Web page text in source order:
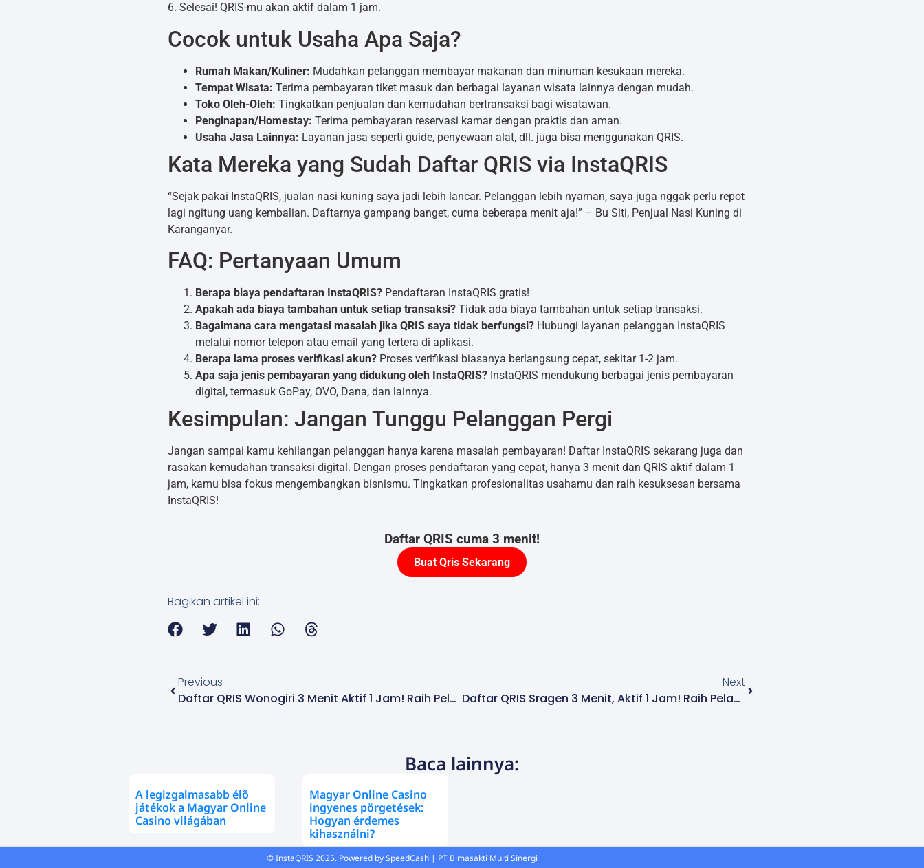
6. Selesai! QRIS-mu akan aktif dalam 1 jam.
Cocok untuk Usaha Apa Saja?
Rumah Makan/Kuliner: Mudahkan pelanggan membayar makanan dan minuman kesukaan mereka.
Tempat Wisata: Terima pembayaran tiket masuk dan berbagai layanan wisata lainnya dengan mudah.
Toko Oleh-Oleh: Tingkatkan penjualan dan kemudahan bertransaksi bagi wisatawan.
Penginapan/Homestay: Terima pembayaran reservasi kamar dengan praktis dan aman.
Usaha Jasa Lainnya: Layanan jasa seperti guide, penyewaan alat, dll. juga bisa menggunakan QRIS.
Kata Mereka yang Sudah Daftar QRIS via InstaQRIS
“Sejak pakai InstaQRIS, jualan nasi kuning saya jadi lebih lancar. Pelanggan lebih nyaman, saya juga nggak perlu repot
lagi ngitung uang kembalian. Daftarnya gampang banget, cuma beberapa menit aja!” – Bu Siti, Penjual Nasi Kuning di
Karanganyar.
FAQ: Pertanyaan Umum
Berapa biaya pendaftaran InstaQRIS? Pendaftaran InstaQRIS gratis!
Apakah ada biaya tambahan untuk setiap transaksi? Tidak ada biaya tambahan untuk setiap transaksi.
Bagaimana cara mengatasi masalah jika QRIS saya tidak berfungsi? Hubungi layanan pelanggan InstaQRIS
melalui nomor telepon atau email yang tertera di aplikasi.
Berapa lama proses verifikasi akun? Proses verifikasi biasanya berlangsung cepat, sekitar 1-2 jam.
Apa saja jenis pembayaran yang didukung oleh InstaQRIS? InstaQRIS mendukung berbagai jenis pembayaran
digital, termasuk GoPay, OVO, Dana, dan lainnya.
Kesimpulan: Jangan Tunggu Pelanggan Pergi
Jangan sampai kamu kehilangan pelanggan hanya karena masalah pembayaran! Daftar InstaQRIS sekarang juga dan
rasakan kemudahan transaksi digital. Dengan proses pendaftaran yang cepat, hanya 3 menit dan QRIS aktif dalam 1
jam, kamu bisa fokus mengembangkan bisnismu. Tingkatkan profesionalitas usahamu dan raih kesuksesan bersama
InstaQRIS!
Daftar QRIS cuma 3 menit!
Buat Qris Sekarang
Bagikan artikel ini:
Previous
Daftar QRIS Wonogiri 3 Menit Aktif 1 Jam! Raih Pelanggan Lebih Banyak!
Next
Daftar QRIS Sragen 3 Menit, Aktif 1 Jam! Raih Pelanggan Lebih Banyak!
Baca lainnya:
A legizgalmasabb élő
játékok a Magyar Online
Casino világában
Magyar Online Casino
ingyenes pörgetések:
Hogyan érdemes
kihasználni?
© InstaQRIS 2025. Powered by SpeedCash | PT Bimasakti Multi Sinergi